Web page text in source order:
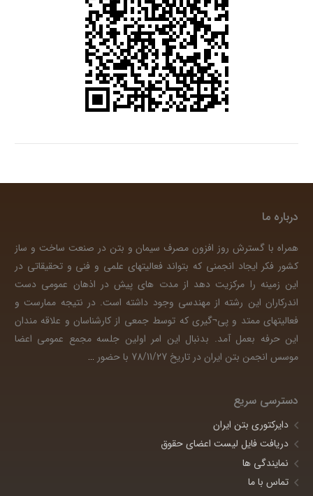
درباره ما
همراه با گسترش روز افزون مصرف سیمان و بتن در صنعت ساخت و ساز
کشور فکر ایجاد انجمنی که بتواند فعالیتهای علمی و فنی و تحقیقاتی در
این زمینه را مرکزیت دهد از مدت های پیش در اذهان عمومی دست
اندرکاران این رشته از مهندسی وجود داشته است. در نتیجه ممارست و
فعالیتهای ممتد و پی¬گیری که توسط جمعی از کارشناسان و علاقه مندان
این حرفه بعمل آمد. بدنبال این امر اولین جلسه مجمع عمومی اعضا
موسس انجمن بتن ایران در تاریخ 78/11/27 با حضور
…
دسترسی سریع
دایرکتوری بتن ایران
دریافت فایل لیست اعضای حقوق
نمایندگی ها
تماس با ما